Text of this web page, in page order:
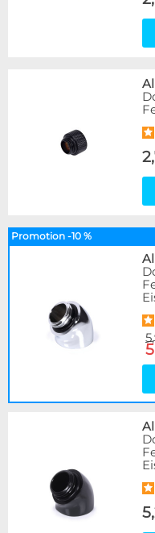
Promotion -10 %